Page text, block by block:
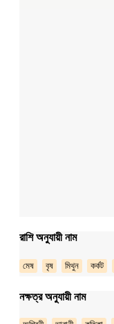
রাশি অনুযায়ী নাম
মেষ বৃষ মিথুন কর্কট
নক্ষত্র অনুযায়ী নাম